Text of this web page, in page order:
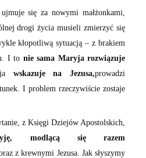
się za nowymi małżonkami,
drogi życia musieli zmierzyć się
kłopotliwą sytuacją – z brakiem
I to nie sama Maryja rozwiązuje
wskazuje na Jezusa,prowadzi
I problem rzeczywiście zostaje
z Księgi Dziejów Apostolskich,
modlącą się razem
z krewnymi Jezusa. Jak słyszymy